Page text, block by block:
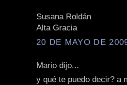
Susana Roldán
Alta Gracia
20 DE MAYO DE
Mario dijo...
y qué te puedo decir? a